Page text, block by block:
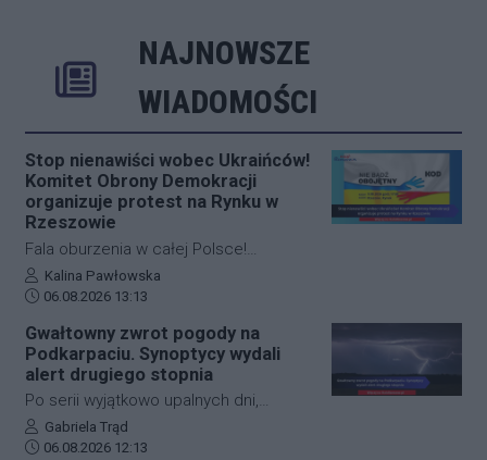
NAJNOWSZE
WIADOMOŚCI
Stop nienawiści wobec Ukraińców!
Komitet Obrony Demokracji
organizuje protest na Rynku w
Rzeszowie
Fala oburzenia w całej Polsce!
Rzeszowski Rynek dołącza do
ogólnokrajowego protestu przeciw
nienawiści W niedzielę 9 sierpnia na
płycie rzeszowskiego Rynku odbędzie
się manifestacja pod hasłem „Nie bądź
obojętny”. Organizatorzy z Komitetu
Obrony Demokracji wzywają
mieszkańców stolicy Podkarpacia do
Autor artykułu:
Kalina Pawłowska
Data dodania artykułu:
06.08.2026 13:13
Gwałtowny zwrot pogody na
Podkarpaciu. Synoptycy wydali
alert drugiego stopnia
Po serii wyjątkowo upalnych dni,
podczas których termometry na
Podkarpaciu pokazywały ekstremalne
Autor artykułu:
Gabriela Trąd
Data dodania artykułu:
06.08.2026 12:13